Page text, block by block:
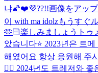
냐🌠❤️💜??!!画像をアッ
이 with ma idolzもうすぐ
🫶🏻楽しみましょうトゥ
았습니다⭐️ 2023년은 트
해였어요 항상 응원해 주
🙇‍♂️ 2024년도 트레저와